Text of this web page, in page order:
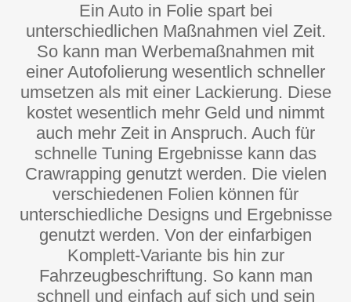
Ein Auto in Folie spart bei
unterschiedlichen Maßnahmen viel Zeit.
So kann man Werbemaßnahmen mit
einer Autofolierung wesentlich schneller
umsetzen als mit einer Lackierung. Diese
kostet wesentlich mehr Geld und nimmt
auch mehr Zeit in Anspruch. Auch für
schnelle Tuning Ergebnisse kann das
Crawrapping genutzt werden. Die vielen
verschiedenen Folien können für
unterschiedliche Designs und Ergebnisse
genutzt werden. Von der einfarbigen
Komplett-Variante bis hin zur
Fahrzeugbeschriftung. So kann man
schnell und einfach auf sich und sein